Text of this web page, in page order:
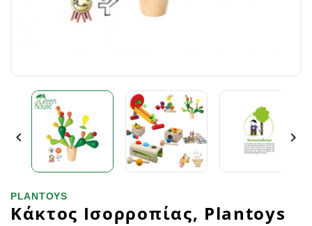
 
PLANTOYS
Κάκτος Ισορροπίας, Plantoys